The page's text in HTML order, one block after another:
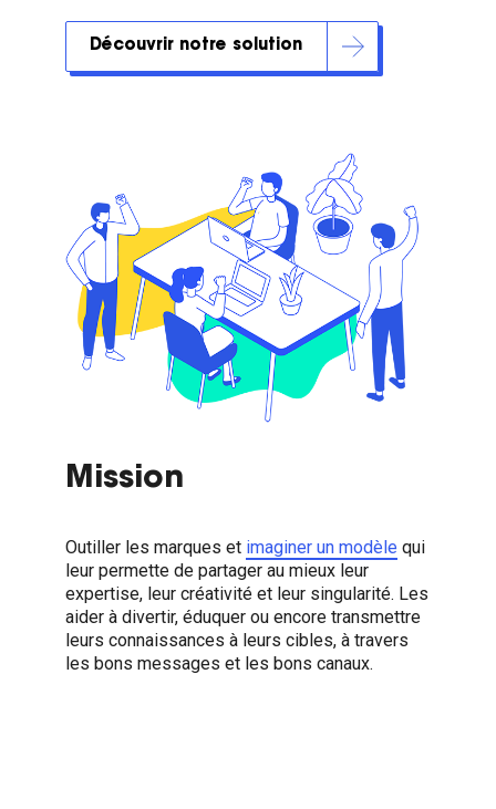
Découvrir notre solution
Mission
Outiller les marques et imaginer un modèle qui
leur permette de partager au mieux leur
expertise, leur créativité et leur singularité. Les
aider à divertir, éduquer ou encore transmettre
leurs connaissances à leurs cibles, à travers
les bons messages et les bons canaux.